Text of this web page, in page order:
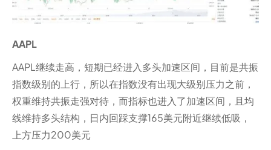
AAPL
AAPL继续走高，短期已经进入多头加速区间，目前是共振
指数级别的上行，所以在指数没有出现大级别压力之前，
权重维持共振走强对待，而指标也进入了加速区间，且均
线维持多头结构，日内回踩支撑165美元附近继续低吸，
上方压力200美元